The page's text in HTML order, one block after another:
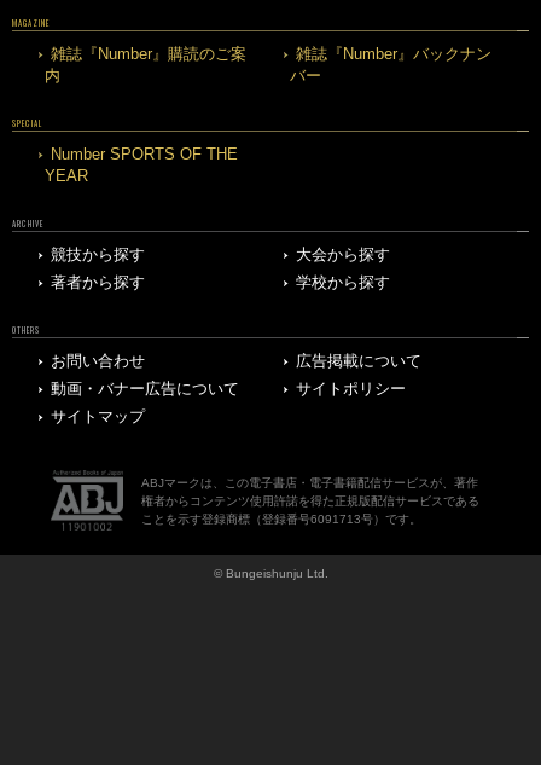
MAGAZINE
雑誌『Number』購読のご案
内
雑誌『Number』バックナン
バー
SPECIAL
Number SPORTS OF THE
YEAR
ARCHIVE
競技から探す
大会から探す
著者から探す
学校から探す
OTHERS
お問い合わせ
広告掲載について
動画・バナー広告について
サイトポリシー
サイトマップ
ABJマークは、この電子書店・電子書籍配信サービスが、著作
権者からコンテンツ使用許諾を得た正規版配信サービスである
ことを示す登録商標（登録番号6091713号）です。
© Bungeishunju Ltd.